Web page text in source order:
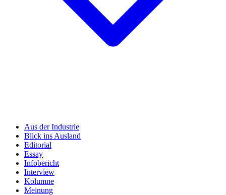
Aus der Industrie
Blick ins Ausland
Editorial
Essay
Infobericht
Interview
Kolumne
Meinung